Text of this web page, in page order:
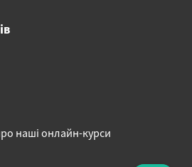
наші онлайн-курси